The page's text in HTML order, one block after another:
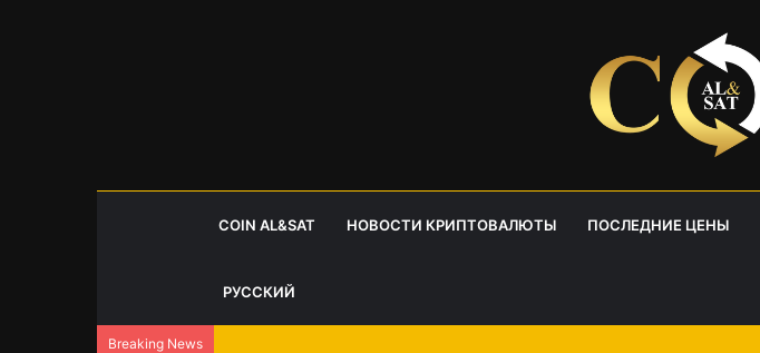
COIN AL&SAT НОВОСТИ КРИПТОВАЛЮТЫ ПОСЛЕДНИЕ ЦЕНЫ
РУССКИЙ
Breaking News